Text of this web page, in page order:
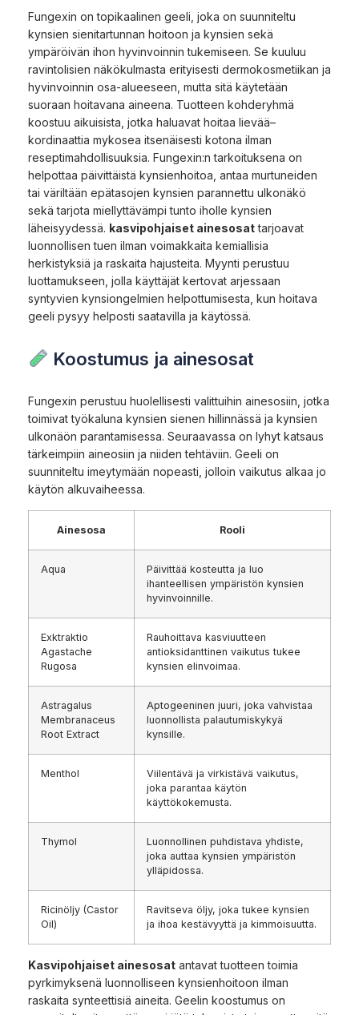
Fungexin on topikaalinen geeli, joka on suunniteltu
kynsien sienitartunnan hoitoon ja kynsien sekä
ympäröivän ihon hyvinvoinnin tukemiseen. Se kuuluu
ravintolisien näkökulmasta erityisesti dermokosmetiikan ja
hyvinvoinnin osa-alueeseen, mutta sitä käytetään
suoraan hoitavana aineena. Tuotteen kohderyhmä
koostuu aikuisista, jotka haluavat hoitaa lievää–
kordinaattia mykosea itsenäisesti kotona ilman
reseptimahdollisuuksia. Fungexin:n tarkoituksena on
helpottaa päivittäistä kynsienhoitoa, antaa murtuneiden
tai väriltään epätasojen kynsien parannettu ulkonäkö
sekä tarjota miellyttävämpi tunto iholle kynsien
läheisyydessä. kasvipohjaiset ainesosattarjoavat
luonnollisen tuen ilman voimakkaita kemiallisia
herkistyksiä ja raskaita hajusteita. Myynti perustuu
luottamukseen, jolla käyttäjät kertovat arjessaan
syntyvien kynsiongelmien helpottumisesta, kun hoitava
geeli pysyy helposti saatavilla ja käytössä.
Koostumus ja ainesosat
Fungexin perustuu huolellisesti valittuihin ainesosiin, jotka
toimivat työkaluna kynsien sienen hillinnässä ja kynsien
ulkonäön parantamisessa. Seuraavassa on lyhyt katsaus
tärkeimpiin aineosiin ja niiden tehtäviin. Geeli on
suunniteltu imeytymään nopeasti, jolloin vaikutus alkaa jo
käytön alkuvaiheessa.
Ainesosa Rooli
Aqua
Päivittää kosteutta ja luo
ihanteellisen ympäristön kynsien
hyvinvoinnille.
Exktraktio
Agastache
Rugosa
Rauhoittava kasviuutteen
antioksidanttinen vaikutus tukee
kynsien elinvoimaa.
Astragalus
Membranaceus
Root Extract
Aptogeeninen juuri, joka vahvistaa
luonnollista palautumiskykyä
kynsille.
Menthol
Viilentävä ja virkistävä vaikutus,
joka parantaa käytön
käyttökokemusta.
Thymol
Luonnollinen puhdistava yhdiste,
joka auttaa kynsien ympäristön
ylläpidossa.
Ricinöljy (Castor
Oil)
Ravitseva öljy, joka tukee kynsien
ja ihoa kestävyyttä ja kimmoisuutta.
Kasvipohjaiset ainesosat antavat tuotteen toimia
pyrkimyksenä luonnolliseen kynsienhoitoon ilman
raskaita synteettisiä aineita. Geelin koostumus on